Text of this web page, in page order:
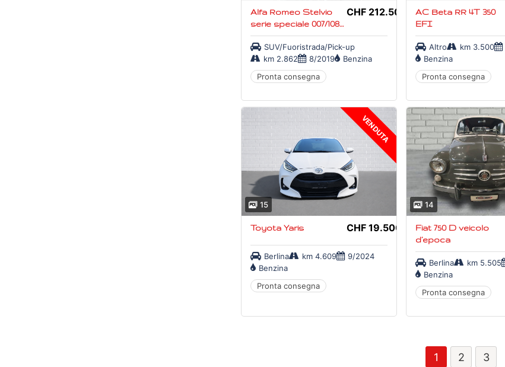
Alfa Romeo Stelvio
serie speciale 007/108
NRING
CHF 212.500,-
SUV/Fuoristrada/Pick-up
km 2.862
8/2019
Benzina
Pronta consegna
AC Beta RR 4T 350
EFI
Altro km 3.500
Benzina
Pronta consegna
VENDUTA
15
Toyota Yaris CHF 19.500,-
Berlina km 4.609
9/2024
Benzina
Pronta consegna
14
Fiat 750 D veicolo
d’epoca
Berlina km 5.505
Benzina
Pronta consegna
1 2 3